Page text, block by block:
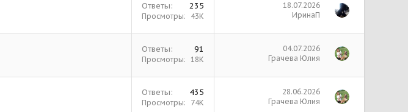
Ответы 235
Просмотры 43К
18.07.2026
ИринаП
Ответы 91
Просмотры 18К
04.07.2026
Грачева Юлия
Ответы 435
Просмотры 74К
28.06.2026
Грачева Юлия